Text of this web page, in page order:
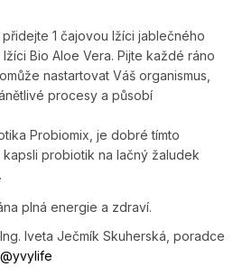
1 čajovou lžíci jablečného
Bio Aloe Vera. Pijte každé ráno
nastartovat Váš organismus,
procesy a působí
Probiomix, je dobré tímto
probiotik na lačný žaludek
plná energie a zdraví.
Iveta Ječmík Skuherská, poradce
@y­vylife